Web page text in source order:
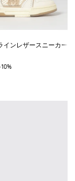
インレザースニーカー